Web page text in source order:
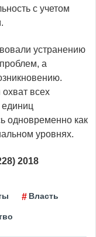
с учетом
устранению
а
всех
одновременно как
уровнях.
2018
Власть